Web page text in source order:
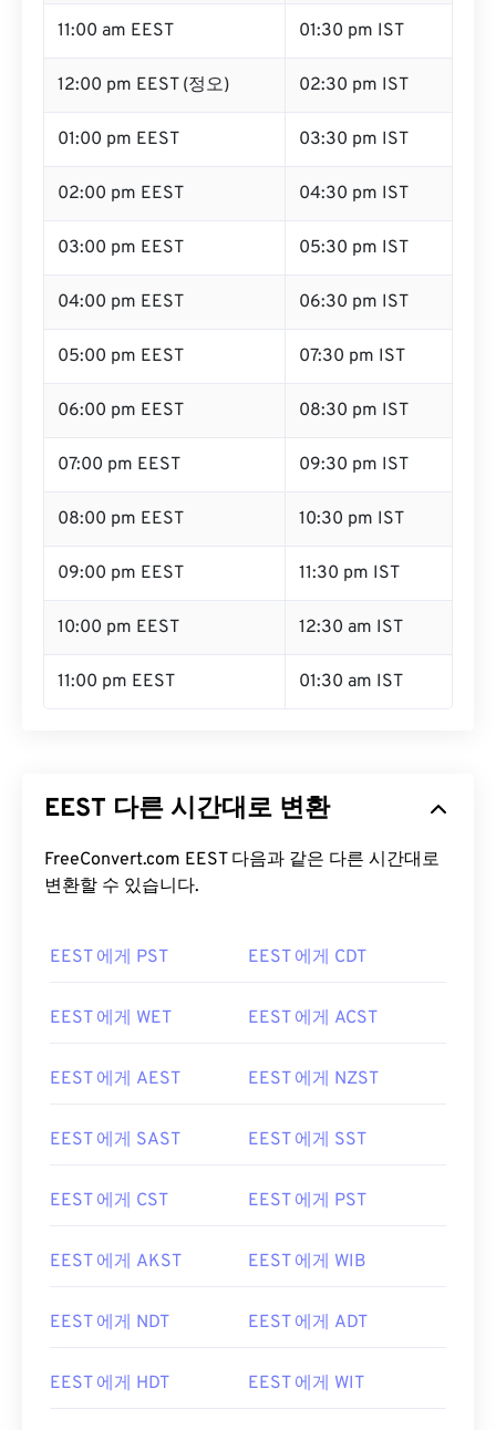
11:00 am EEST 01:30 pm IST
12:00 pm EEST (정오) 02:30 pm IST
01:00 pm EEST 03:30 pm IST
02:00 pm EEST 04:30 pm IST
03:00 pm EEST 05:30 pm IST
04:00 pm EEST 06:30 pm IST
05:00 pm EEST 07:30 pm IST
06:00 pm EEST 08:30 pm IST
07:00 pm EEST 09:30 pm IST
08:00 pm EEST 10:30 pm IST
09:00 pm EEST 11:30 pm IST
10:00 pm EEST 12:30 am IST
11:00 pm EEST 01:30 am IST
EEST 다른 시간대로 변환
FreeConvert.com EEST 다음과 같은 다른 시간대로
변환할 수 있습니다.
EEST 에게 PST EEST 에게 CDT
EEST 에게 WET EEST 에게 ACST
EEST 에게 AEST EEST 에게 NZST
EEST 에게 SAST EEST 에게 SST
EEST 에게 CST EEST 에게 PST
EEST 에게 AKST EEST 에게 WIB
EEST 에게 NDT EEST 에게 ADT
EEST 에게 HDT EEST 에게 WIT